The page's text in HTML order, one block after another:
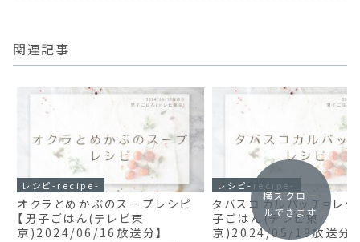
関連記事
レシピ-recipe-
オクラとめかぶのスープレシピ
【男子ごはん(テレビ東
京)2024/06/16放送分】
レシピ-recipe-
タバスコカルパッチョレシ
子ごはん(テレビ東
京)2024/05/19放送分】
横スクロー
ルできます